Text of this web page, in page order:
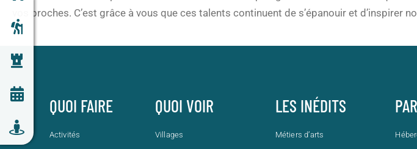
vos proches. C’est grâce à vous que ces talents continuent de s’épanouir et d’inspirer
QUOI FAIRE
Activités
QUOI VOIR
Villages
LES INÉDITS
Métiers d’arts